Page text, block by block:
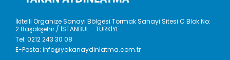
İkitelli Organize Sanayi Bölgesi Tormak Sanayi Sitesi C Blok No:
2 Başakşehir / İSTANBUL - TÜRKİYE
Tel:0212 243 30 08
E-Posta:info@yakanaydinlatma.com.tr